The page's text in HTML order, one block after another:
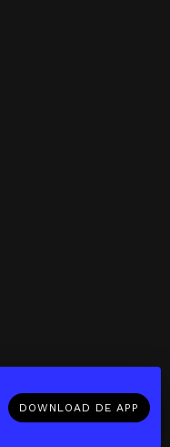
DOWNLOAD DE APP